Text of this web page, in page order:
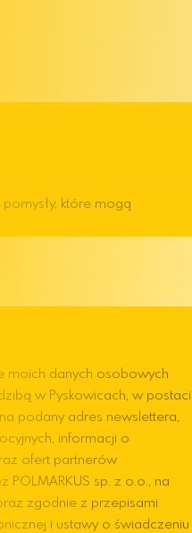
które mogą
moich danych osobowych
w Pyskowicach, w postaci
podany adres newslettera,
informacji o
ofert partnerów
POLMARKUS sp. z o.o., na
zgodnie z przepisami
i ustawy o świadczeniu